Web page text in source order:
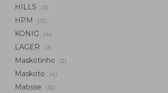
HILLS (3)
HPM (32)
KONIG (4)
LAGER (3)
Maskotinho (2)
Maskoto (4)
Matisse (10)